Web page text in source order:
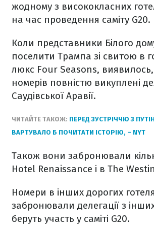
жодному з висококласних
на час проведення саміту G20.
Коли представники Білого
поселити Трампа зі свитою в
люкс Four Seasons, виявилось,
номерів повністю викуплені
Саудівської Аравії.
ЧИТАЙТЕ ТАКОЖ: ПЕРЕД ЗУСТРІЧЧЮ З
ВАРТУВАЛО Б ПОЧИТАТИ ІСТОРІЮ, – NYT
Також вони забронювали
Hotel Renaissance і в The
Номери в інших дорогих
забронювали делегації з
беруть участь у саміті G20.